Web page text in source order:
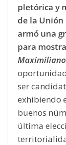
pletórica y
de la Unión
armó una
para
ser
exhibiendo
buenos
última